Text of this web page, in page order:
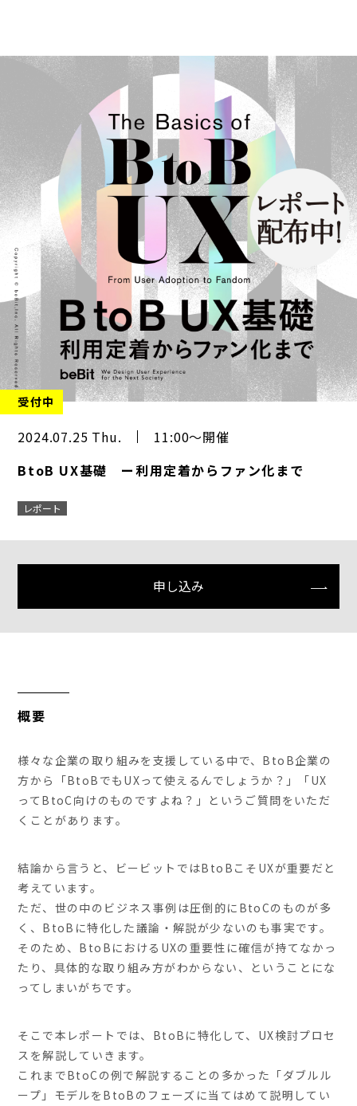
受付中
2024.07.25 Thu.
11:00～開催
BtoB UX基礎 ー利用定着からファン化まで
レポート
申し込み
概要
様々な企業の取り組みを支援している中で、BtoB企業の
方から「BtoBでもUXって使えるんでしょうか？」「UX
ってBtoC向けのものですよね？」というご質問をいただ
くことがあります。
結論から言うと、ビービットではBtoBこそUXが重要だと
考えています。
ただ、世の中のビジネス事例は圧倒的にBtoCのものが多
く、BtoBに特化した議論・解説が少ないのも事実です。
そのため、BtoBにおけるUXの重要性に確信が持てなかっ
たり、具体的な取り組み方がわからない、ということにな
ってしまいがちです。
そこで本レポートでは、BtoBに特化して、UX検討プロセ
スを解説していきます。
これまでBtoCの例で解説することの多かった「ダブルル
ープ」モデルをBtoBのフェーズに当てはめて説明してい